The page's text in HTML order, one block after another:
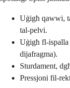
Uġigħ qawwi,
tal-pelvi.
Uġigħ fl-ispalla
dijafragma).
Sturdament,
Pressjoni fil-